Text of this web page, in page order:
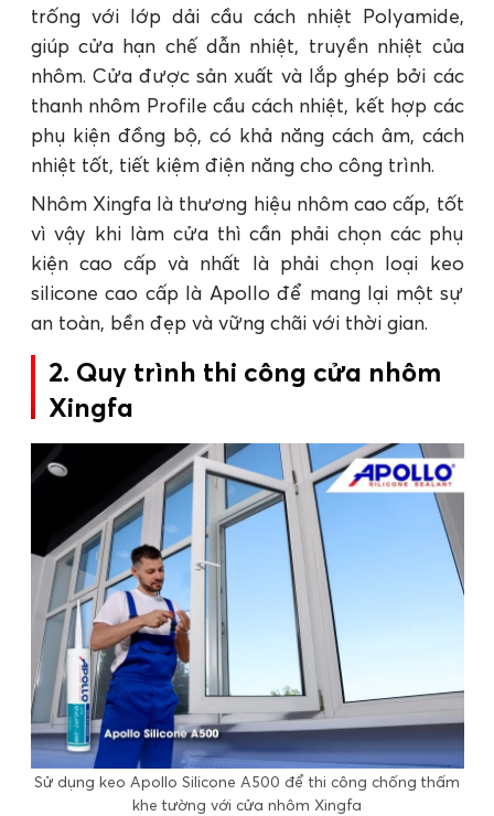
trống với lớp dải cầu cách nhiệt Polyamide,
giúp cửa hạn chế dẫn nhiệt, truyền nhiệt của
nhôm. Cửa được sản xuất và lắp ghép bởi các
thanh nhôm Profile cầu cách nhiệt, kết hợp các
phụ kiện đồng bộ, có khả năng cách âm, cách
nhiệt tốt, tiết kiệm điện năng cho công trình.
Nhôm Xingfa là thương hiệu nhôm cao cấp, tốt
vì vậy khi làm cửa thì cần phải chọn các phụ
kiện cao cấp và nhất là phải chọn loại keo
silicone cao cấp là Apollo để mang lại một sự
an toàn, bền đẹp và vững chãi với thời gian.
2. Quy trình thi công cửa nhôm
Xingfa
Sử dụng keo Apollo Silicone A500 để thi công chống thấm
khe tường với cửa nhôm Xingfa